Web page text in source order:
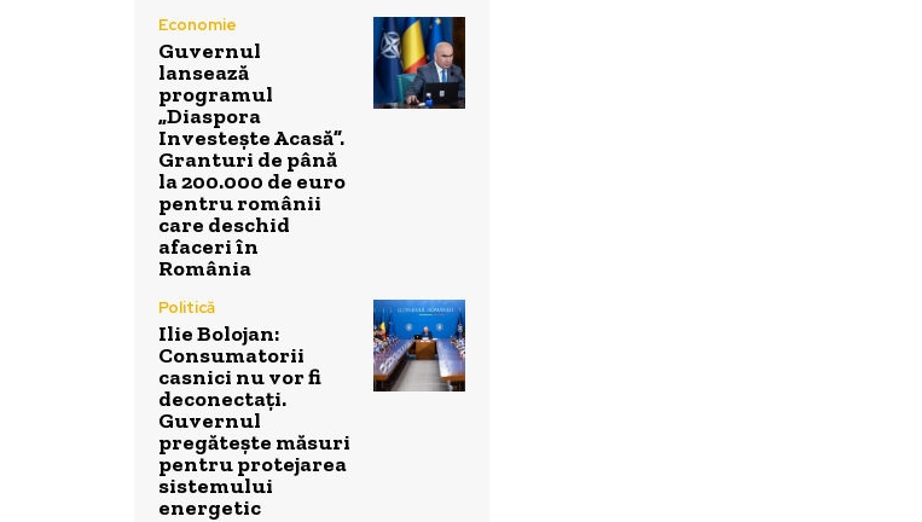
Economie
Guvernul
lansează
programul
„Diaspora
Investește Acasă”.
Granturi de până
la 200.000 de euro
pentru românii
care deschid
afaceri în
România
Politică
Ilie Bolojan:
Consumatorii
casnici nu vor fi
deconectați.
Guvernul
pregătește măsuri
pentru protejarea
sistemului
energetic